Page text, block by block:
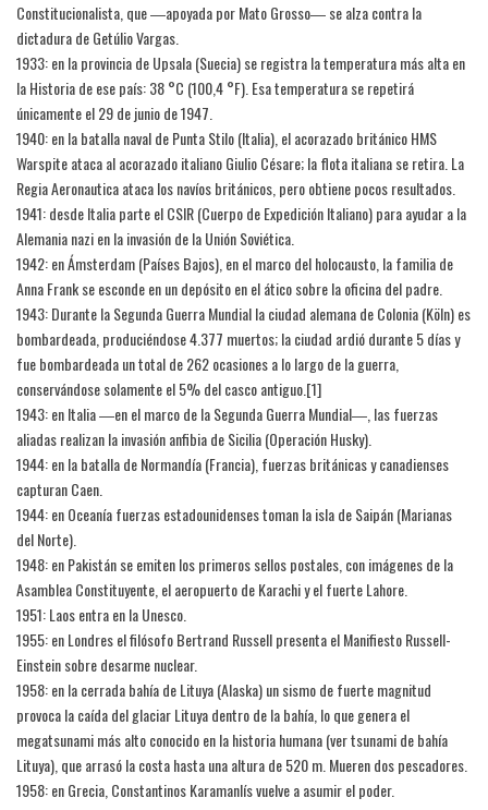
Constitucionalista, que ―apoyada por Mato Grosso― se alza contra la
dictadura de Getúlio Vargas.
1933: en la provincia de Upsala (Suecia) se registra la temperatura más alta en
la Historia de ese país: 38 °C (100,4 °F). Esa temperatura se repetirá
únicamente el 29 de junio de 1947.
1940: en la batalla naval de Punta Stilo (Italia), el acorazado británico HMS
Warspite ataca al acorazado italiano Giulio Césare; la flota italiana se retira. La
Regia Aeronautica ataca los navíos británicos, pero obtiene pocos resultados.
1941: desde Italia parte el CSIR (Cuerpo de Expedición Italiano) para ayudar a la
Alemania nazi en la invasión de la Unión Soviética.
1942: en Ámsterdam (Países Bajos), en el marco del holocausto, la familia de
Anna Frank se esconde en un depósito en el ático sobre la oficina del padre.
1943: Durante la Segunda Guerra Mundial la ciudad alemana de Colonia (Köln) es
bombardeada, produciéndose 4.377 muertos; la ciudad ardió durante 5 días y
fue bombardeada un total de 262 ocasiones a lo largo de la guerra,
conservándose solamente el 5% del casco antiguo.[1]
1943: en Italia ―en el marco de la Segunda Guerra Mundial―, las fuerzas
aliadas realizan la invasión anfibia de Sicilia (Operación Husky).
1944: en la batalla de Normandía (Francia), fuerzas británicas y canadienses
capturan Caen.
1944: en Oceanía fuerzas estadounidenses toman la isla de Saipán (Marianas
del Norte).
1948: en Pakistán se emiten los primeros sellos postales, con imágenes de la
Asamblea Constituyente, el aeropuerto de Karachi y el fuerte Lahore.
1951: Laos entra en la Unesco.
1955: en Londres el filósofo Bertrand Russell presenta el Manifiesto Russell-
Einstein sobre desarme nuclear.
1958: en la cerrada bahía de Lituya (Alaska) un sismo de fuerte magnitud
provoca la caída del glaciar Lituya dentro de la bahía, lo que genera el
megatsunami más alto conocido en la historia humana (ver tsunami de bahía
Lituya), que arrasó la costa hasta una altura de 520 m. Mueren dos pescadores.
1958: en Grecia, Constantinos Karamanlís vuelve a asumir el poder.